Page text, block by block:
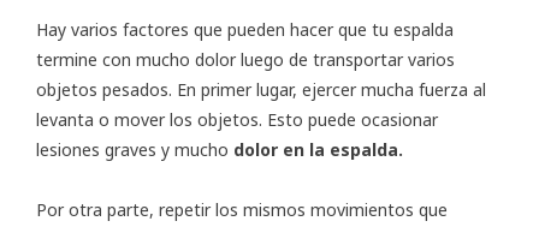
Hay varios factores que pueden hacer que tu espalda
termine con mucho dolor luego de transportar varios
objetos pesados. En primer lugar, ejercer mucha fuerza al
levanta o mover los objetos. Esto puede ocasionar
lesiones graves y mucho dolor en la espalda.
Por otra parte, repetir los mismos movimientos que